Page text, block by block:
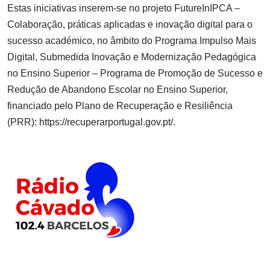
Estas iniciativas inserem-se no projeto FutureInIPCA –
Colaboração, práticas aplicadas e inovação digital para o
sucesso académico, no âmbito do Programa Impulso Mais
Digital, Submedida Inovação e Modernização Pedagógica
no Ensino Superior – Programa de Promoção de Sucesso e
Redução de Abandono Escolar no Ensino Superior,
financiado pelo Plano de Recuperação e Resiliência
(PRR): https://recuperarportugal.gov.pt/.